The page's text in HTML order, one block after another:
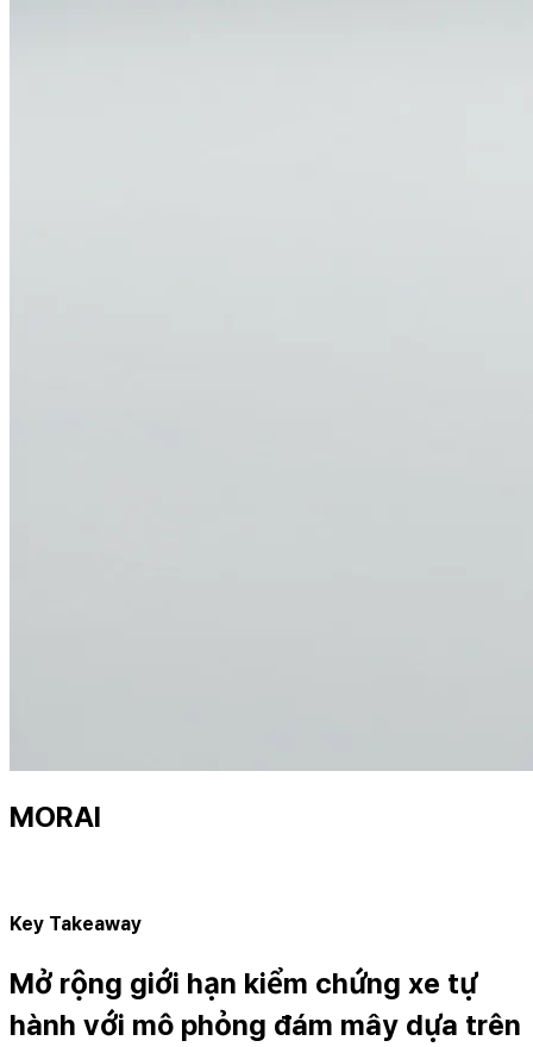
MORAI
Key Takeaway
Mở rộng giới hạn kiểm chứng xe tự
hành với mô phỏng đám mây dựa trên